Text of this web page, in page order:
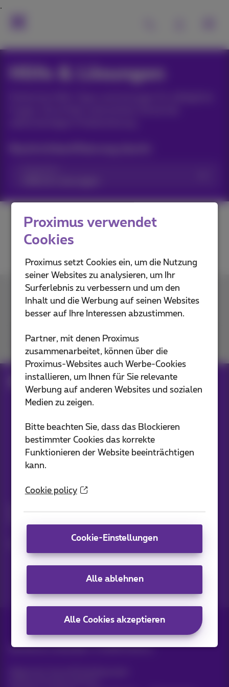
Hilfe & Lösungen
Proximus verwendet
Cookies
Proximus setzt Cookies ein, um die Nutzung
seiner Websites zu analysieren, um Ihr
Surferlebnis zu verbessern und um den
Inhalt und die Werbung auf seinen Websites
besser auf Ihre Interessen abzustimmen.
Partner, mit denen Proximus
zusammenarbeitet, können über die
Proximus-Websites auch Werbe-Cookies
installieren, um Ihnen für Sie relevante
Werbung auf anderen Websites und sozialen
Medien zu zeigen.
Bitte beachten Sie, dass das Blockieren
bestimmter Cookies das korrekte
Funktionieren der Website beeinträchtigen
kann.
Cookie policy
Cookie-Einstellungen
Alle ablehnen
Alle Cookies akzeptieren
Kontakt
Kommen Sie zu uns
Blog Hilfe & Lösungen
Unsere Anwendungen
Bleiben Sie informiert
Alle Rechte vorbehalten. ©2026Proximus